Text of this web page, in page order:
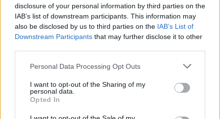
disclosure of your personal information by third parties on the
IAB’s list of downstream participants. This information may
also be disclosed by us to third parties on the IAB’s List of
Downstream Participants that may further disclose it to other
Please note that this website/app uses one or more Google
not limited to your visit or usage behaviour. You may click to
grant or deny consent to Google and its third-party tags to
use your data for below specified purposes in below Google
consent section.
Personal Data Processing Opt Outs
I want to opt-out of the Sharing of my
personal data.
Opted In
szolnoki kátyúk sehol
nincsenek. Egészen
durva eset, egyáltalán
nem lehetett
felkészülni erre a
víznyelő okozta súlyos
megnyílt a föld az autós alatt és tíz métert zuhant járművével.